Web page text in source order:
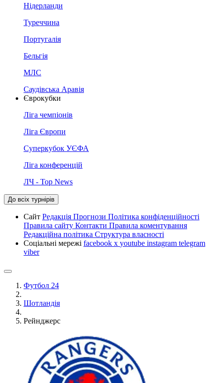
Нідерланди
Туреччина
Португалія
Бельгія
МЛС
Саудівська Аравія
Єврокубки
Ліга чемпіонів
Ліга Європи
Суперкубок УЄФА
Ліга конференцій
ЛЧ - Top News
До всіх турнірів
Сайт Редакція Прогнози Політика конфіденційності
Правила сайту Контакти Правила коментування
Редакційна політика Структура власності
Соціальні мережі facebook x youtube instagram telegram
viber
Футбол 24
Шотландія
Рейнджерс